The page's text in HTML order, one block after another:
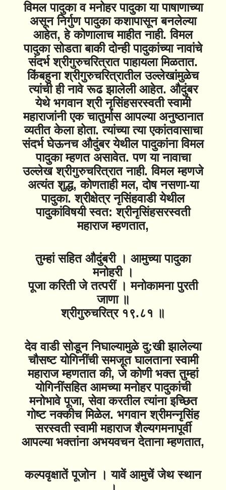
विमल पादुका व मनोहर पादुका या पाषाणाच्या
असून निर्गुण पादुका कशापासून बनलेल्या
आहेत, हे कोणालाच माहीत नाही. विमल
पादुका सोडता बाकी दोन्ही पादुकांच्या नावांचे
संदर्भ श्रीगुरुचरित्रात पाहायला मिळतात.
किंबहुना श्रीगुरुचरित्रातील उल्लेखांमुळेच
त्यांची ही नावे रूढ झालेली आहेत. औदुंबर
येथे भगवान श्री नृसिंहसरस्वती स्वामी
महाराजांनी एक चातुर्मास आपल्या अनुष्ठानात
व्यतीत केला होता. त्यांच्या त्या एकांतवासाचा
संदर्भ घेऊनच औदुंबर येथील पादुकांना विमल
पादुका म्हणत असावेत. पण या नावाचा
उल्लेख श्रीगुरुचरित्रात नाही. विमल म्हणजे
अत्यंत शुद्ध, कोणताही मल, दोष नसणा-या
पादुका. श्रीक्षेत्र नृसिंहवाडी येथील
पादुकांविषयी स्वत: श्रीनृसिंहसरस्वती
महाराज म्हणतात,
तुम्हां सहित औदुंबरी । आमुच्या पादुका
मनोहरी ।
पूजा करिती जे तत्परीं । मनोकामना पुरती
जाणा ॥
श्रीगुरुचरित्र १९.८१ ॥
देव वाडी सोडून निघाल्यामुळे दु:खी झालेल्या
चौसष्ट योगिनींची समजूत घालताना स्वामी
महाराज म्हणतात की, जे कोणी भक्त तुम्हां
योगिनींसहित आमच्या मनोहर पादुकांची
मनोभावे पूजा, सेवा करतील त्यांना इच्छित
गोष्ट नक्कीच मिळेल. भगवान श्रीमन्नृसिंह
सरस्वती स्वामी महाराज शैल्यगमनापूर्वी
आपल्या भक्तांना अभयवचन देताना म्हणतात,
कल्पवृक्षातें पूजोन । यावें आमुचें जेथ स्थान